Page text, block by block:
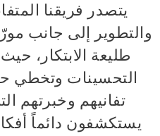
يتصدر فريقنا
والتطوير إلى جانب
طليعة الابتكار،
التحسينات وتخطي
تفانيهم وخبرتهم
يستكشفون دائماً